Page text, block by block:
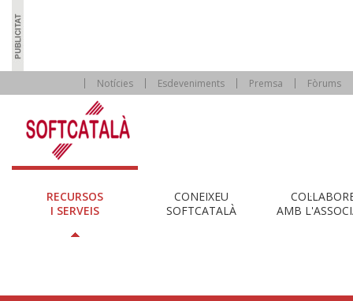
Notícies Esdeveniments Premsa Fòrums
RECURSOS
I SERVEIS
CONEIXEU
SOFTCATALÀ
AMB